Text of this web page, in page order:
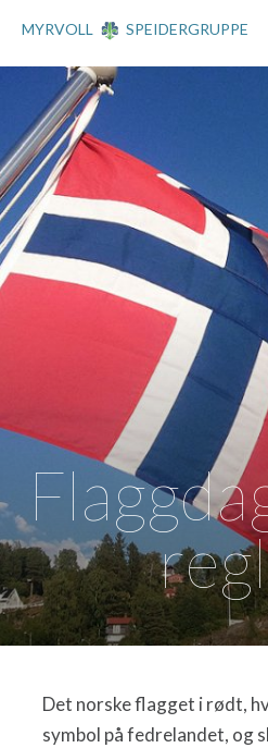
MYRVOLL SPEIDERGRUPPE
Det norske flagget i rødt,
symbol på fedrelandet, og